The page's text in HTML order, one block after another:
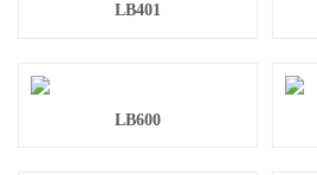
LB401
LB600